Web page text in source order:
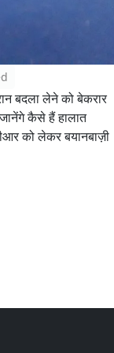
बदला लेने को बेकरार
कैसे हैं हालात
को लेकर बयानबाज़ी